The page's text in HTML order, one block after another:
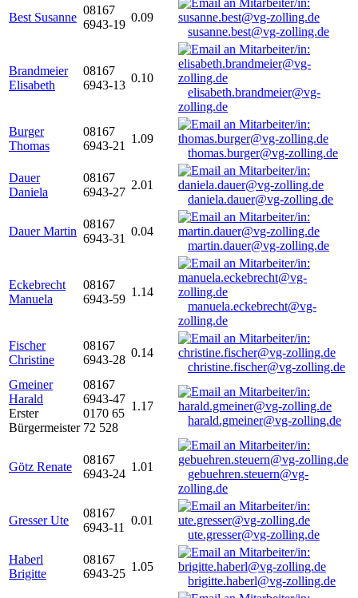
Best Susanne
08167
6943-19
0.09
susanne.best@vg-zolling.de
Brandmeier
Elisabeth
08167
6943-13
0.10
elisabeth.brandmeier@vg-
zolling.de
Burger
Thomas
08167
6943-21
1.09
thomas.burger@vg-zolling.de
Dauer
Daniela
08167
6943-27
2.01
daniela.dauer@vg-zolling.de
Dauer Martin
08167
6943-31
0.04
martin.dauer@vg-zolling.de
Eckebrecht
Manuela
08167
6943-59
1.14
manuela.eckebrecht@vg-
zolling.de
Fischer
Christine
08167
6943-28
0.14
christine.fischer@vg-zolling.de
Gmeiner
Harald
Erster
Bürgermeister
08167
6943-47
0170 65
72 528
1.17
harald.gmeiner@vg-zolling.de
Götz Renate
08167
6943-24
1.01
gebuehren.steuern@vg-
zolling.de
Gresser Ute
08167
6943-11
0.01
ute.gresser@vg-zolling.de
Haberl
Brigitte
08167
6943-25
1.05
brigitte.haberl@vg-zolling.de